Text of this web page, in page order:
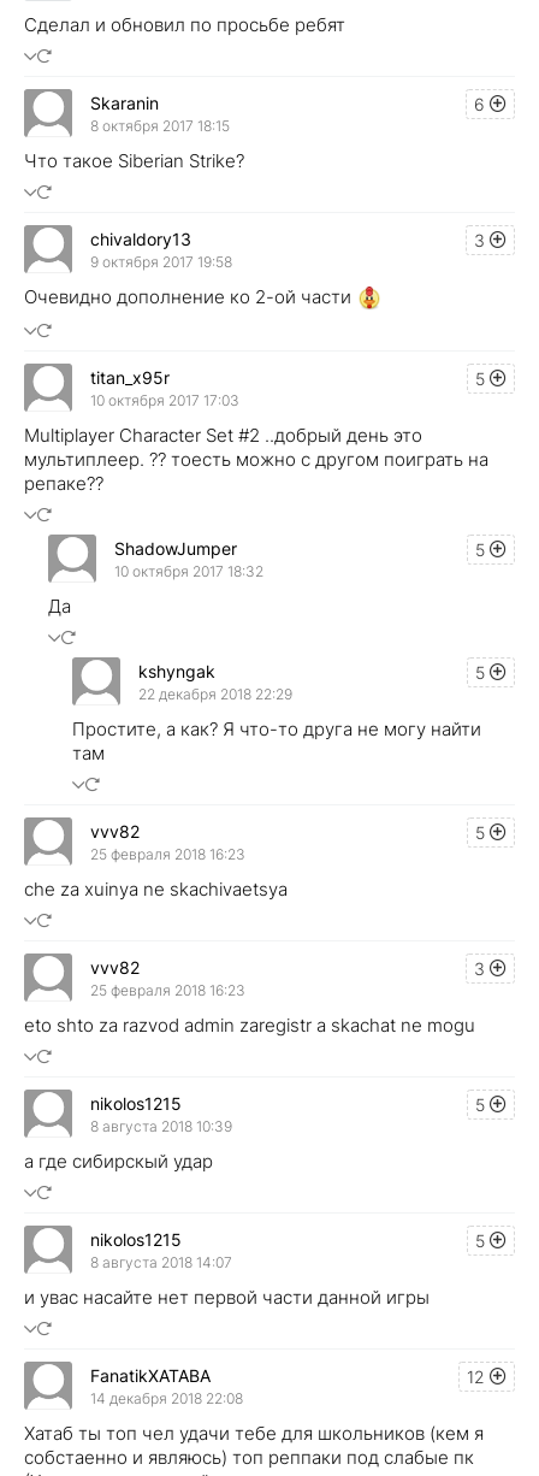
Сделал и обновил по просьбе ребят
6
Skaranin
8 октября 2017 18:15
Что такое Siberian Strike?
3
chivaldory13
9 октября 2017 19:58
Очевидно дополнение ко 2-ой части
5
titan_x95r
10 октября 2017 17:03
Multiplayer Character Set #2 ..добрый день это
мультиплеер. ?? тоесть можно с другом поиграть на
репаке??
5
ShadowJumper
10 октября 2017 18:32
Да
5
kshyngak
22 декабря 2018 22:29
Простите, а как? Я что-то друга не могу найти
там
5
vvv82
25 февраля 2018 16:23
che za xuinya ne skachivaetsya
3
vvv82
25 февраля 2018 16:23
eto shto za razvod admin zaregistr a skachat ne mogu
5
nikolos1215
8 августа 2018 10:39
а где сибирскый удар
5
nikolos1215
8 августа 2018 14:07
и увас насайте нет первой части данной игры
12
FanatikXATABA
14 декабря 2018 22:08
Хатаб ты топ чел удачи тебе для школьников (кем я
собстаенно и являюсь) топ реппаки под слабые пк